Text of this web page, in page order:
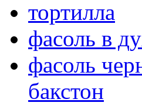
тортилла
фасоль в
фасоль
бакстон